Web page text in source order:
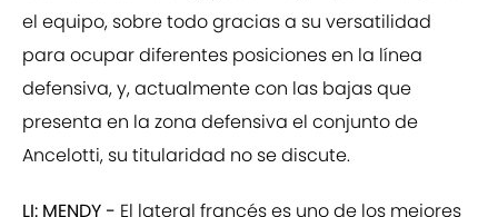
el equipo, sobre todo gracias a su versatilidad
para ocupar diferentes posiciones en la línea
defensiva, y, actualmente con las bajas que
presenta en la zona defensiva el conjunto de
Ancelotti, su titularidad no se discute.
LI: MENDY - El lateral francés es uno de los mejores